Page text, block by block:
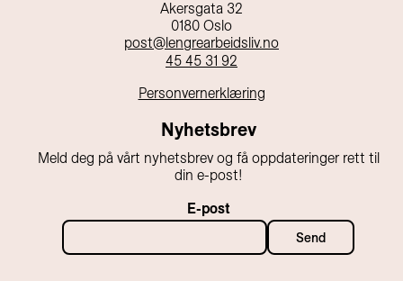
Akersgata 32
0180 Oslo
post@lengrearbeidsliv.no
45 45 31 92
Personvernerklæring
Nyhetsbrev
Meld deg på vårt nyhetsbrev og få oppdateringer rett til
din e-post!
E-post
Send